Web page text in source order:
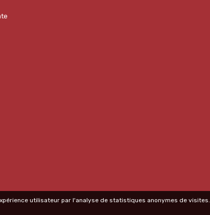
utilisateur par l'analyse de statistiques anonymes de visites.